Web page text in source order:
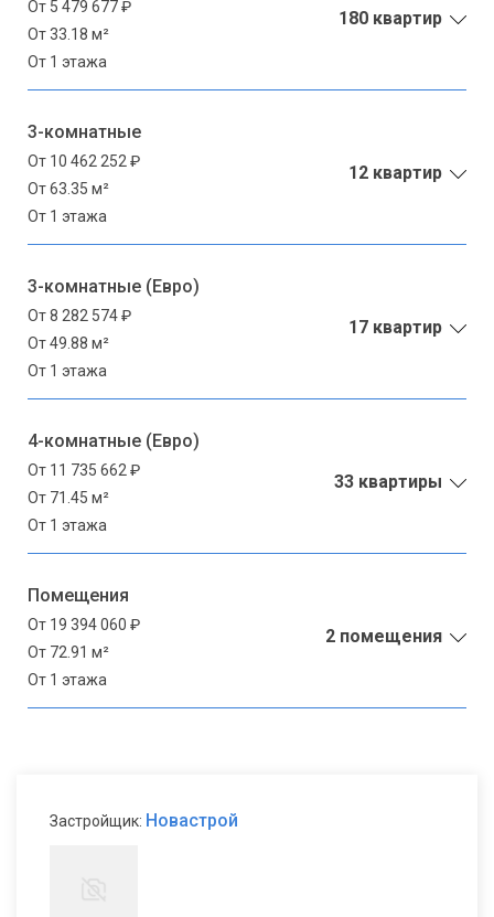
От 5 479 677 ₽
От 33.18 м²
От 1 этажа
180 квартир
3-комнатные
От 10 462 252 ₽
От 63.35 м²
От 1 этажа
12 квартир
3-комнатные (Евро)
От 8 282 574 ₽
От 49.88 м²
От 1 этажа
17 квартир
4-комнатные (Евро)
От 11 735 662 ₽
От 71.45 м²
От 1 этажа
33 квартиры
Помещения
От 19 394 060 ₽
От 72.91 м²
От 1 этажа
2 помещения
Застройщик: Новастрой